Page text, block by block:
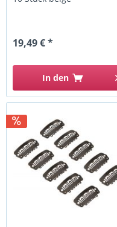
19,49 € *
In den